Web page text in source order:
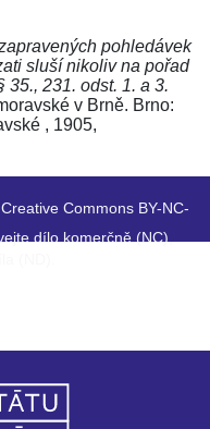
pohledávek
sluší nikoliv na pořad
35., 231. odst. 1. a 3.
v Brně. Brno:
, 1905,
Commons BY-NC-
dílo komerčně (NC),